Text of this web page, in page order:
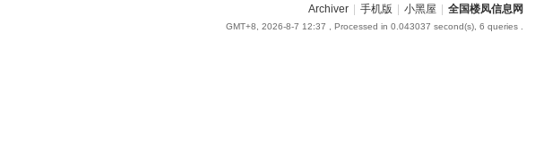
Archiver 手机版 小黑屋 全国楼凤信息网
GMT+8, 2026-8-7 12:37 , Processed in 0.043037 second(s), 6 queries .